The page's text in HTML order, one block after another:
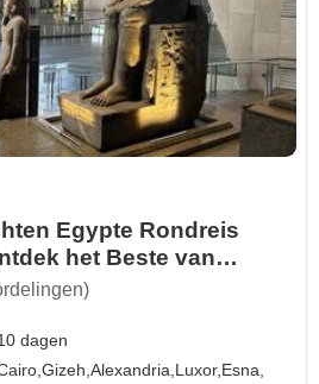
Egypte Rondreis
het Beste van
dagen
Gizeh,Alexandria, Luxor, Esna,